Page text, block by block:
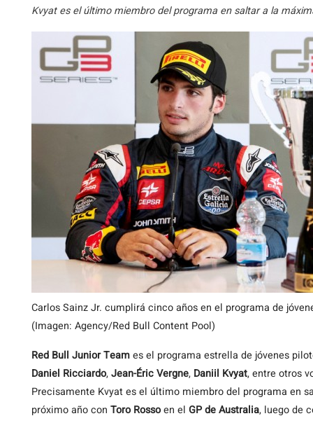
Kvyat es el último miembro del programa en saltar a la
Carlos Sainz Jr. cumplirá cinco años en el programa de
(Imagen: Agency/Red Bull Content Pool)
Red Bull Junior Teames el programa estrella de jóvenes
Daniel Ricciardo,Jean-Éric Vergne, Daniil Kvyat, entre otros
Precisamente Kvyat es el último miembro del programa en
próximo año con Toro Rossoen el GP de Australia, luego de